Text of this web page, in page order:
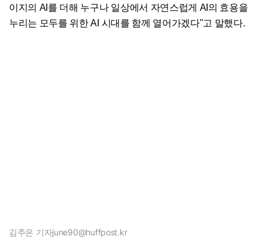
이지의 AI를 더해 누구나 일상에서 자연스럽게 AI의 효용을
누리는 모두를 위한 AI 시대를 함께 열어가겠다"고 말했다.
김주은 기자june90@huffpost.kr